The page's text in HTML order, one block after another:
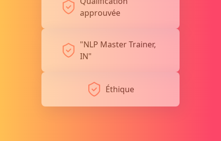
approuvée
"NLP Master Trainer,
IN"
Éthique